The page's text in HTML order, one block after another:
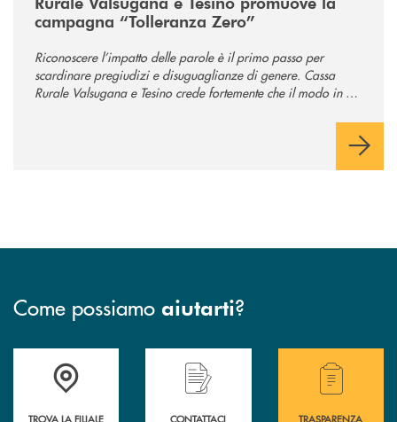
campagna “Tolleranza Zero”
Riconoscere l’impatto delle parole è il primo passo per
scardinare pregiudizi e disuguaglianze di genere. Cassa
Rurale Valsugana e Tesino crede fortemente che il modo in cui
Come possiamo aiutarti?
Accedi all' elenco completo delle filiali .
TROVA LA FILIALE
Hai bisogno di assistenza immediata?
CONTATTACI
Hai bisogno di
TRASPARENZA